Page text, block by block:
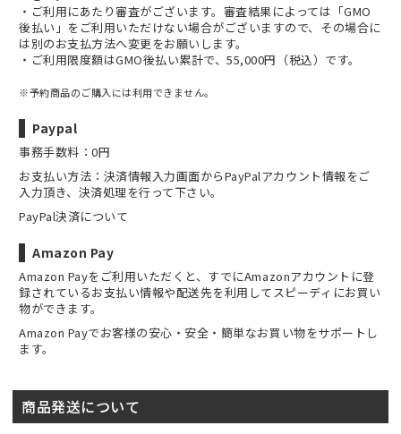
・ご利用にあたり審査がございます。審査結果によっては「GMO
後払い」をご利用いただけない場合がございますので、その場合に
は別のお支払方法へ変更をお願いします。
・ご利用限度額はGMO後払い累計で、55,000円（税込）です。
※予約商品のご購入には利用できません。
Paypal
事務手数料：0円
お支払い方法：決済情報入力画面からPayPalアカウント情報をご
入力頂き、決済処理を行って下さい。
PayPal決済について
Amazon Pay
Amazon Payをご利用いただくと、すでにAmazonアカウントに登
録されているお支払い情報や配送先を利用してスピーディにお買い
物ができます。
Amazon Payでお客様の安心・安全・簡単なお買い物をサポートし
ます。
商品発送について